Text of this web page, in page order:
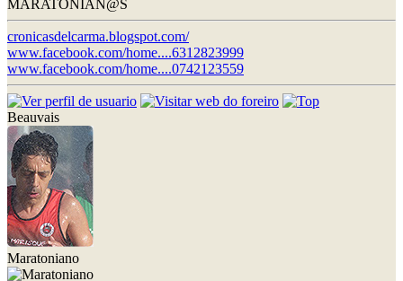
MARATONIAN@S
cronicasdelcarma.blogspot.com/
www.facebook.com/home....6312823999
www.facebook.com/home....0742123559
Beauvais
Maratoniano